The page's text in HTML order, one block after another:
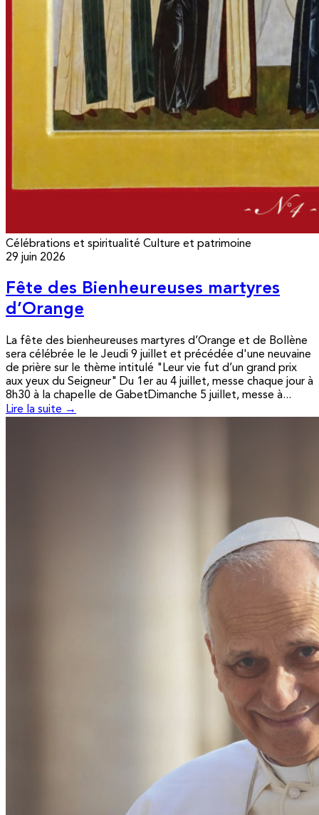
Célébrations et spiritualité Culture et patrimoine
29 juin 2026
Fête des Bienheureuses martyres
d’Orange
La fête des bienheureuses martyres d’Orange et de Bollène
sera célébrée le le Jeudi 9 juillet et précédée d'une neuvaine
de prière sur le thème intitulé "Leur vie fut d’un grand prix
aux yeux du Seigneur" Du 1er au 4 juillet, messe chaque jour à
8h30 à la chapelle de GabetDimanche 5 juillet, messe à...
Lire la suite →